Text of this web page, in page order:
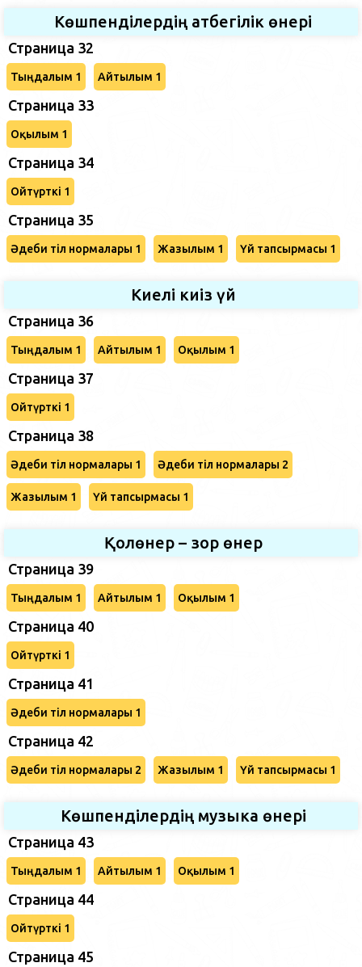
Көшпенділердің атбегілік өнері
Страница 32
Тыңдалым 1 Айтылым 1
Страница 33
Оқылым 1
Страница 34
Ойтүрткі 1
Страница 35
Әдеби тіл нормалары 1 Жазылым 1 Үй тапсырмасы 1
Киелі киіз үй
Страница 36
Тыңдалым 1 Айтылым 1 Оқылым 1
Страница 37
Ойтүрткі 1
Страница 38
Әдеби тіл нормалары 1 Әдеби тіл нормалары 2
Жазылым 1 Үй тапсырмасы 1
Қолөнер – зор өнер
Страница 39
Тыңдалым 1 Айтылым 1 Оқылым 1
Страница 40
Ойтүрткі 1
Страница 41
Әдеби тіл нормалары 1
Страница 42
Әдеби тіл нормалары 2 Жазылым 1 Үй тапсырмасы 1
Көшпенділердің музыка өнері
Страница 43
Тыңдалым 1 Айтылым 1 Оқылым 1
Страница 44
Ойтүрткі 1
Страница 45